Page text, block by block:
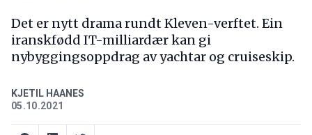
Det er nytt drama rundt Kleven-verftet. Ein
iranskfødd IT-milliardær kan gi
nybyggingsoppdrag av yachtar og cruiseskip.
KJETIL HAANES
05.10.2021